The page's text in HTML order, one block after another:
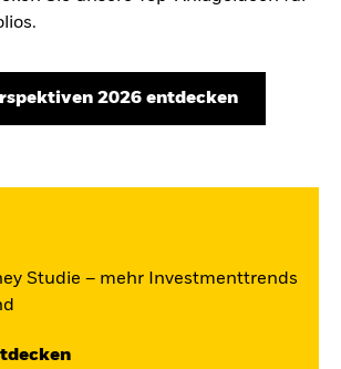
2026 entdecken
Studie – mehr Investmenttrends